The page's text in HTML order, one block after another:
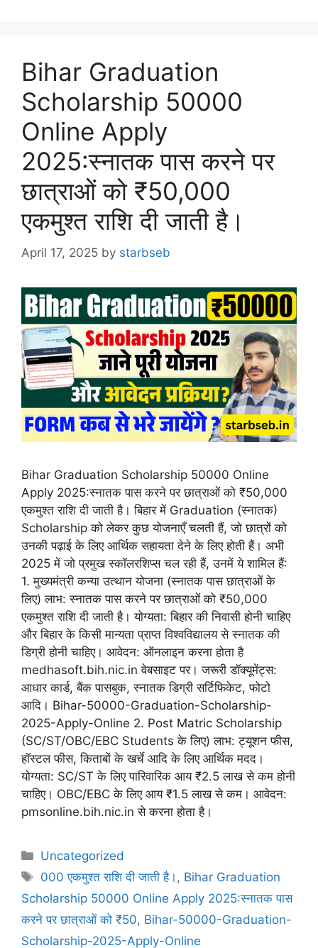
Bihar Graduation
Scholarship 50000
Online Apply
2025:स्नातक पास करने पर
छात्राओं को ₹50,000
एकमुश्त राशि दी जाती है।
April 17, 2025 by starbseb
Bihar Graduation Scholarship 50000 Online
Apply 2025:स्नातक पास करने पर छात्राओं को ₹50,000
एकमुश्त राशि दी जाती है। बिहार में Graduation (स्नातक)
Scholarship को लेकर कुछ योजनाएँ चलती हैं, जो छात्रों को
उनकी पढ़ाई के लिए आर्थिक सहायता देने के लिए होती हैं। अभी
2025 में जो प्रमुख स्कॉलरशिप्स चल रही हैं, उनमें ये शामिल हैं:
1. मुख्यमंत्री कन्या उत्थान योजना (स्नातक पास छात्राओं के
लिए) लाभ: स्नातक पास करने पर छात्राओं को ₹50,000
एकमुश्त राशि दी जाती है। योग्यता: बिहार की निवासी होनी चाहिए
और बिहार के किसी मान्यता प्राप्त विश्वविद्यालय से स्नातक की
डिग्री होनी चाहिए। आवेदन: ऑनलाइन करना होता है
medhasoft.bih.nic.in वेबसाइट पर। जरूरी डॉक्यूमेंट्स:
आधार कार्ड, बैंक पासबुक, स्नातक डिग्री सर्टिफिकेट, फोटो
आदि। Bihar-50000-Graduation-Scholarship-
2025-Apply-Online 2. Post Matric Scholarship
(SC/ST/OBC/EBC Students के लिए) लाभ: ट्यूशन फीस,
हॉस्टल फीस, किताबों के खर्चे आदि के लिए आर्थिक मदद।
योग्यता: SC/ST के लिए पारिवारिक आय ₹2.5 लाख से कम होनी
चाहिए। OBC/EBC के लिए आय ₹1.5 लाख से कम। आवेदन:
pmsonline.bih.nic.in से करना होता है।
Uncategorized
000 एकमुश्त राशि दी जाती है। , Bihar Graduation
Scholarship 50000 Online Apply 2025:स्नातक पास
करने पर छात्राओं को ₹50, Bihar-50000-Graduation-
Scholarship-2025-Apply-Online